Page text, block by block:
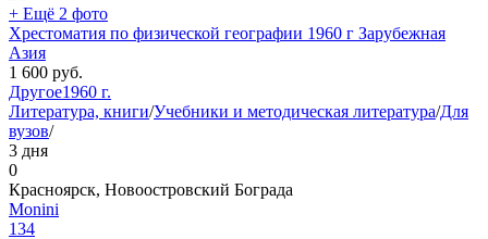
+ Ещё 2 фото
Хрестоматия по физической географии 1960 г Зарубежная
Азия
1 600 руб.
Другое1960 г.
Литература, книги/Учебники и методическая литература/Для
вузов/
3 дня
0
Красноярск, Новоостровский Бограда
Monini
134